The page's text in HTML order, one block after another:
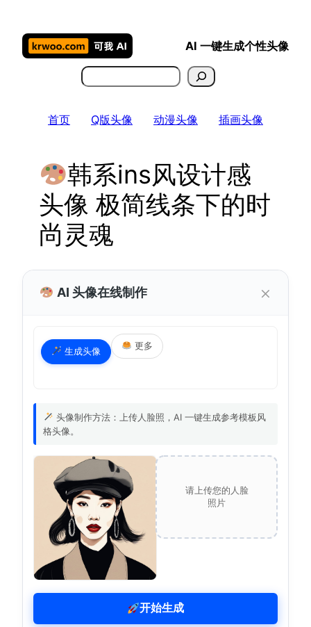
AI 一键生成个性头像
搜
索
首页 Q版头像 动漫头像 插画头像
韩系ins风设计感
头像 极简线条下的时
尚灵魂
AI 头像在线制作 ×
生成头像
更多
头像制作方法：上传人脸照，AI 一键生成参考模板风
格头像。
请上传您的人脸
照片
开始生成